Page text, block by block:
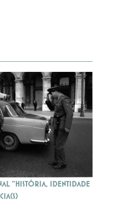
"História, Identidade